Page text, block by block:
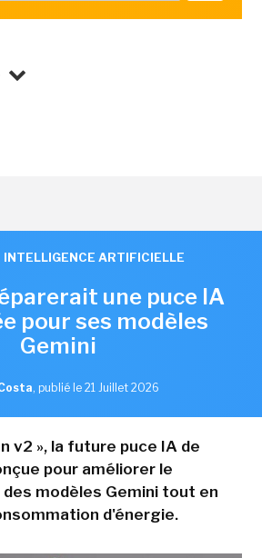
INTELLIGENCE ARTIFICIELLE
une puce IA
pour ses modèles
Gemini
, publié le 21 Juillet 2026
v2 », la future puce IA de
pour améliorer le
modèles Gemini tout en
d'énergie.